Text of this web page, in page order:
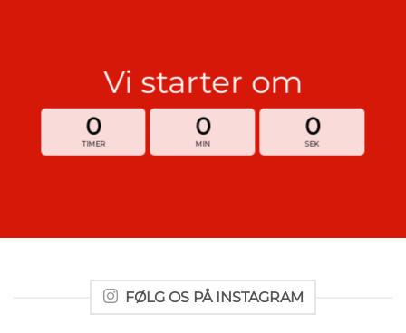
Vi starter om
0
TIMER
0
MIN
0
SEK
FØLG OS PÅ INSTAGRAM